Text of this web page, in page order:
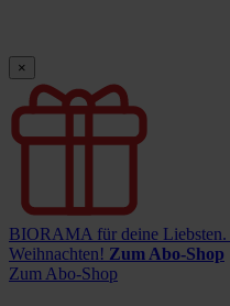
×
BIORAMA für deine Liebsten.
Weihnachten! Zum Abo-Shop
Zum Abo-Shop